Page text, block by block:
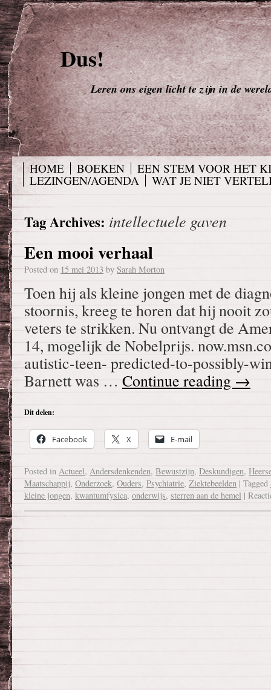
Dus!
Leren ons eigen licht te zijn in de
HOME BOEKEN
EEN STEM VOOR HET
LEZINGEN/AGENDA
WAT JE NIET
Tag Archives: intellectuele gaven
Een mooi verhaal
Posted on 15 mei 2013 by Sarah Morton
Toen hij als kleine jongen met de
stoornis, kreeg te horen dat hij nooit
veters te strikken. Nu ontvangt de
14, mogelijk de Nobelprijs.
autistic-teen- predicted-to-possibly-
Barnett was … Continue reading →
Dit delen:
Facebook X E-mail
Posted in Actueel, Andersdenkenden, Bewustzijn, Deskundigen,
Maatschappij, Onderzoek, Ouders, Psychiatrie, Ziektebeelden | Tagged
kleine jongen, kwantumfysica, onderwijs, sterren aan de hemel |